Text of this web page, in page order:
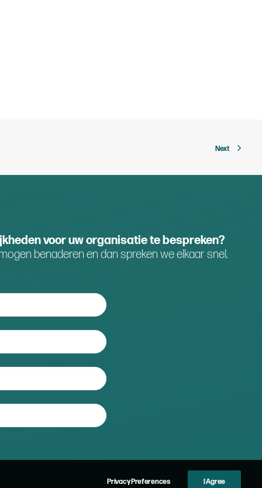
Next
voor uw organisatie te bespreken?
benaderen en dan spreken we elkaar snel.
Privacy Preferences I Agree